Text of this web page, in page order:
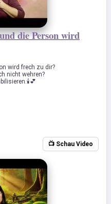
die Person wird
wird frech zu dir?
nicht wehren?
📺 Schau Video